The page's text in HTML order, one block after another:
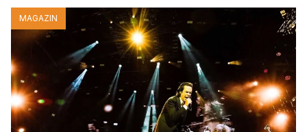
MAGAZIN